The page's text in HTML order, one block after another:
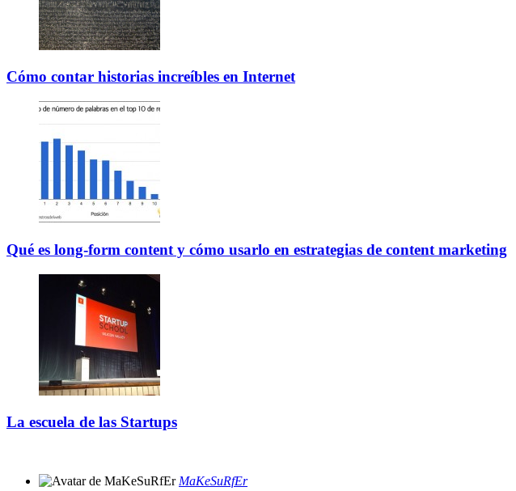
Cómo contar historias increíbles en Internet
Qué es long-form content y cómo usarlo en estrategias de content marketing
La escuela de las Startups
MaKeSuRfEr